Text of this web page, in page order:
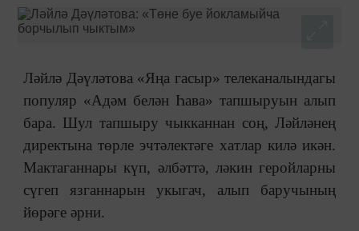
Ләйлә Дәүләтова «Яңа гасыр» телеканалындагы
популяр «Адәм белән Һава» тапшыруын алып
бара. Шул тапшыру чыкканнан соң, Ләйләнең
директына төрле эчтәлектәге хатлар килә икән.
Мактаганнары күп, әлбәттә, ләкин геройларны
сүгеп язганнарын укыгач, алып баручының
йөрәге әрни.